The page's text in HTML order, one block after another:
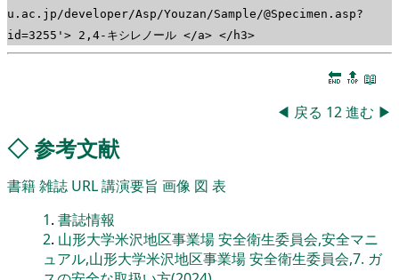
u.ac.jp/developer/Asp/Youzan/Sample/@Specimen.asp?
id=3255'> 2,4-キシレノール </a> </h3>
🔚 🔝 📖
◀ 戻る 12進む ▶
◇参考文献
書籍雑誌 URL講演要旨 画像 図 表
1. 書誌情報
2. 山形大学米沢地区事業場 安全衛生委員会,安全マニ
ュアル,山形大学米沢地区事業場 安全衛生委員会,7. ガ